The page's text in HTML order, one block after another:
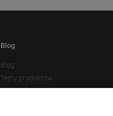
Blog
Blog
Testy produktów
Nowości